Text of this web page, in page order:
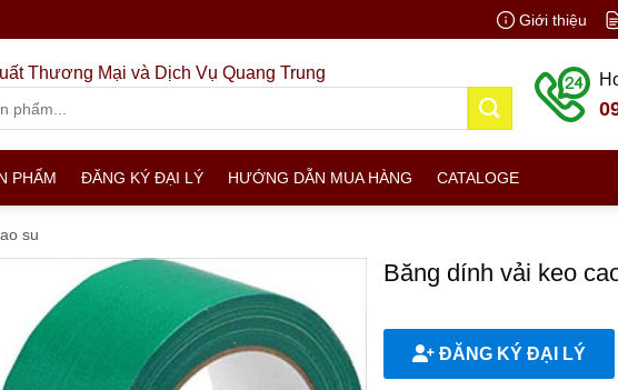
Giới thiệu
Thương Mại và Dịch Vụ Quang Trung
PHẨM ĐĂNG KÝ ĐẠI LÝ HƯỚNG DẪN MUA HÀNG CATALOGE
su
Băng dính vải keo
ĐĂNG KÝ ĐẠI LÝ